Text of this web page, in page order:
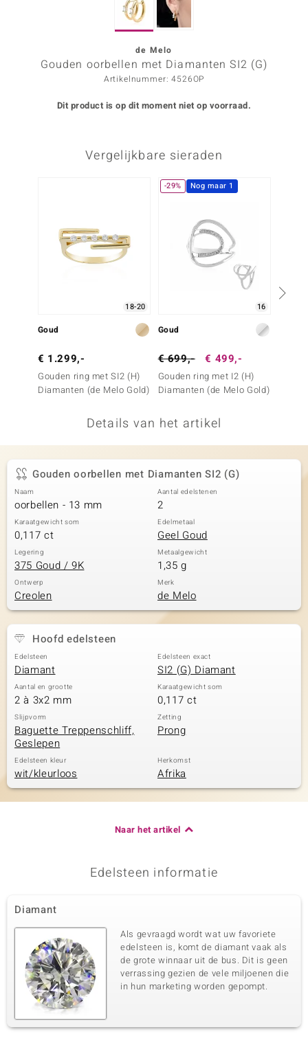
Designs
de Melo
Gouden oorbellen met Diamanten SI2 (G)
Artikelnummer: 4526OP
Dit product is op dit moment niet op voorraad.
Vergelijkbare sieraden
18-20
Goud
€ 1.299,-
Gouden ring met SI2 (H)
Diamanten (de Melo Gold)
-29% Nog maar 1
16
Goud
€ 699,- € 499,-
Gouden ring met I2 (H)
Diamanten (de Melo Gold)
Details van het artikel
Gouden oorbellen met Diamanten SI2 (G)
Naam
oorbellen - 13 mm
Aantal edelstenen
2
Karaatgewicht som
0,117 ct
Edelmetaal
Geel Goud
Legering
375 Goud / 9K
Metaalgewicht
1,35 g
Ontwerp
Creolen
Merk
de Melo
Hoofd edelsteen
Edelsteen
Diamant
Edelsteen exact
SI2 (G) Diamant
Aantal en grootte
2 à 3x2 mm
Karaatgewicht som
0,117 ct
Slijpvorm
Baguette Treppenschliff,
Geslepen
Zetting
Prong
Edelsteen kleur
wit/kleurloos
Herkomst
Afrika
Naar het artikel
Edelsteen informatie
Diamant
Als gevraagd wordt wat uw favoriete
edelsteen is, komt de diamant vaak als
de grote winnaar uit de bus. Dit is geen
verrassing gezien de vele miljoenen die
in hun marketing worden gepompt.